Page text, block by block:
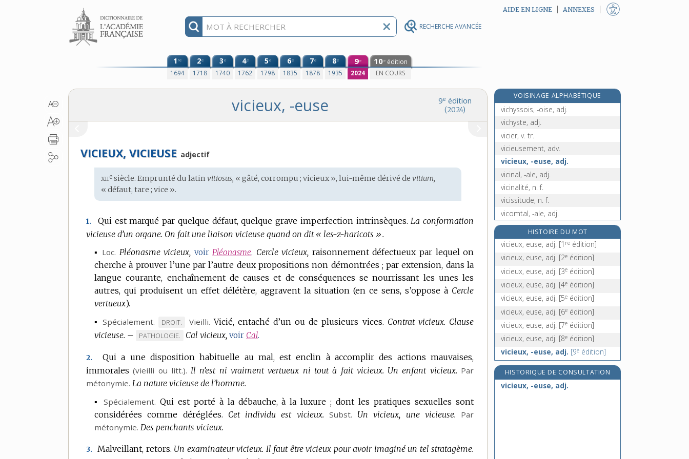
RECHERCHE AVANCÉE
Aller au contenu AIDE EN LIGNE ANNEXES
1re
1694
2e
1718
3e
1740
4e
1762
5e
1798
6e
1835
7e
1878
8e
1935
9e
2024
10e édition
EN COURS
9e édition
(2024)
vicieux, -euse
VICIEUX, VICIEUSE adjectif
Étymologie
:
xiie siècle. Emprunté dulatin vitiosus, « gâté, corrompu ; vicieux », lui-même dérivé devitium,
« défaut, tare ; vice ».
1. Qui est marqué par quelque défaut, quelque grave imperfection intrinsèques. La conformation
vicieuse d’un organe. On fait une liaison vicieuse quand on dit « les-z-haricots ».
▪ Loc. Pléonasme vicieux, voirPléonasme. Cercle vicieux, raisonnement défectueux par lequel on
cherche à prouver l’une par l’autre deux propositions non démontrées ; par extension, dans la
langue courante, enchaînement de causes et de conséquences se nourrissant les unes les
autres, qui produisent un effet délétère, aggravent la situation (en ce sens, s’oppose à Cercle
vertueux).
▪Spécialement.
MARQUE
DE
:
DROIT. Vieilli. Vicié, entaché d’un ou de plusieurs vices. Contrat vicieux. Clause
vicieuse. –
MARQUE
DOMAINE
:
PATHOLOGIE. Cal vicieux, voir Cal.
2.
Qui a une disposition habituelle au mal, est enclin à accomplir des actions mauvaises,
immorales(vieilli ou litt.). Il n’est ni vraiment vertueux ni tout à fait vicieux. Un enfant vicieux. Par
métonymie. La nature vicieuse de l’homme.
▪ Spécialement. Qui est porté à la débauche, à la luxure ; dont les pratiques sexuelles sont
considérées comme déréglées. Cet individu est vicieux. Subst. Un vicieux, une vicieuse. Par
métonymie. Des penchants vicieux.
3. Malveillant, retors. Un examinateur vicieux. Il faut être vicieux pour avoir imaginé un tel stratagème.
VOISINAGE ALPHABÉTIQUE
vichy, n. m.
vichyssois, -oise, adj.
vichyste, adj.
vicier, v. tr.
vicieusement, adv.
vicieux, -euse, adj.
vicinal, -ale, adj.
vicinalité, n. f.
vicissitude, n. f.
vicomtal, -ale, adj.
vicomte, n. m.
vicomté, n. f.
victimaire [I], n. m.
victimaire [II], adj.
HISTOIRE DU MOT
vicieux, euse, adj. [1 re édition]
vicieux, euse, adj. [2e édition]
vicieux, euse, adj. [3e édition]
vicieux, euse, adj. [4e édition]
vicieux, euse, adj. [5e édition]
vicieux, euse, adj. [6e édition]
vicieux, euse, adj. [7e édition]
vicieux, euse, adj. [8e édition]
vicieux, -euse, adj. [9e édition]
HISTORIQUE DE CONSULTATION
vicieux, -euse, adj.